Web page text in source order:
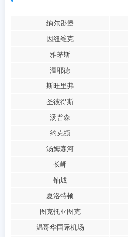
纳尔逊堡
因纽维克
雅茅斯
温耶德
斯旺里弗
圣彼得斯
汤普森
约克顿
汤姆森河
长岬
铀城
夏洛特顿
图克托亚图克
温哥华国际机场